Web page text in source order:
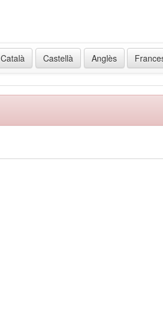
Català Castellà Anglès